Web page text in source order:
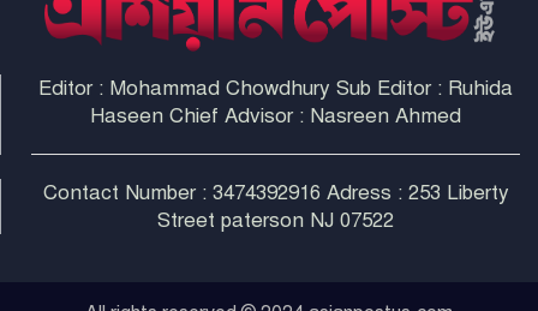
Editor : Mohammad Chowdhury Sub Editor : Ruhida
Haseen Chief Advisor : Nasreen Ahmed
Contact Number : 3474392916 Adress : 253 Liberty
Street paterson NJ 07522